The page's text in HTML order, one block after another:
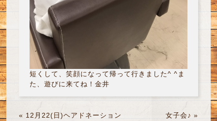
短くして、笑顔になって帰って行きました^ ^ま
た、遊びに来てね！金井
« 12月22(日)ヘアドネーション 女子会♪ »